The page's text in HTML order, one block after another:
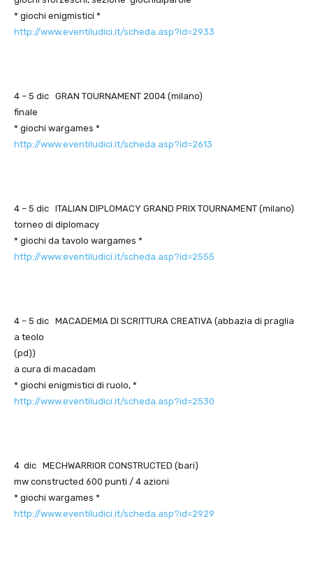
* giochi enigmistici *
http://www.eventiludici.it/scheda.asp?id=2933
4 – 5 dic GRAN TOURNAMENT 2004 (milano)
finale
* giochi wargames *
http://www.eventiludici.it/scheda.asp?id=2613
4 – 5 dic ITALIAN DIPLOMACY GRAND PRIX TOURNAMENT (milano)
torneo di diplomacy
* giochi da tavolo wargames *
http://www.eventiludici.it/scheda.asp?id=2555
4 – 5 dic MACADEMIA DI SCRITTURA CREATIVA (abbazia di praglia
a teolo
(pd))
a cura di macadam
* giochi enigmistici di ruolo, *
http://www.eventiludici.it/scheda.asp?id=2530
4 dic MECHWARRIOR CONSTRUCTED (bari)
mw constructed 600 punti / 4 azioni
* giochi wargames *
http://www.eventiludici.it/scheda.asp?id=2929